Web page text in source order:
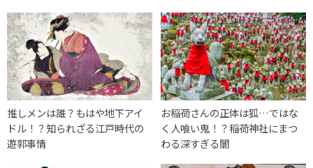
推しメンは誰？もはや地下アイ
ドル！？知られざる江戸時代の
遊郭事情
お稲荷さんの正体は狐…ではな
く人喰い鬼！？稲荷神社にまつ
わる深すぎる闇